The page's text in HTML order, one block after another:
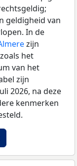
geldigheid van
In de
zijn
het
van het
zijn
2026, na deze
kenmerken